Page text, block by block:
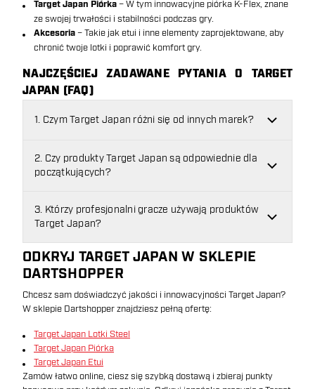
Target Japan Piórka– W tym innowacyjne piórka K-Flex, znane
ze swojej trwałości i stabilności podczas gry.
Akcesoria– Takie jak etui i inne elementy zaprojektowane, aby
chronić twoje lotki i poprawić komfort gry.
NAJCZĘŚCIEJ ZADAWANE PYTANIA O TARGET
JAPAN (FAQ)
1. Czym Target Japan różni się od innych marek?
2. Czy produkty Target Japan są odpowiednie dla
początkujących?
3. Którzy profesjonalni gracze używają produktów
Target Japan?
ODKRYJ TARGET JAPAN W SKLEPIE
DARTSHOPPER
Chcesz sam doświadczyć jakości i innowacyjności Target Japan?
W sklepie Dartshopper znajdziesz pełną ofertę:
Target Japan Lotki Steel
Target Japan Piórka
Target Japan Etui
Zamów łatwo online, ciesz się szybką dostawą i zbieraj punkty